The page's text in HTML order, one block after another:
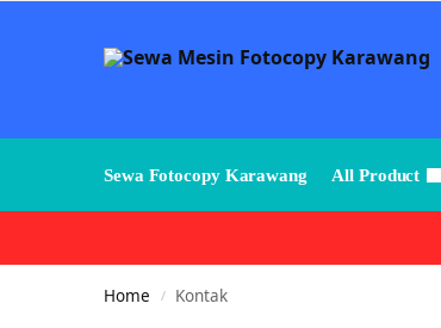
Sewa Fotocopy Karawang All Product
Home / Kontak